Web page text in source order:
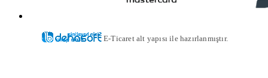
E-Ticaret alt yapısı ile hazırlanmıştır.